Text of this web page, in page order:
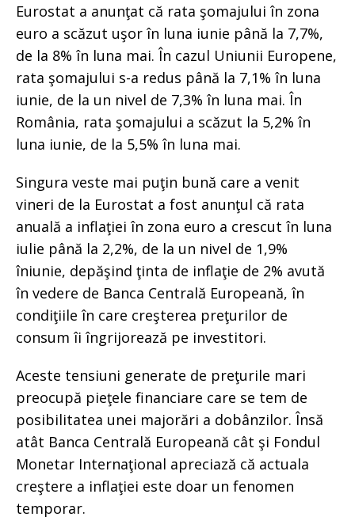
Eurostat a anunţat că rata şomajului în zona
euro a scăzut uşor în luna iunie până la 7,7%,
de la 8% în luna mai. În cazul Uniunii Europene,
rata şomajului s-a redus până la 7,1% în luna
iunie, de la un nivel de 7,3% în luna mai. În
România, rata şomajului a scăzut la 5,2% în
luna iunie, de la 5,5% în luna mai.
Singura veste mai puţin bună care a venit
vineri de la Eurostat a fost anunţul că rata
anuală a inflaţiei în zona euro a crescut în luna
iulie până la 2,2%, de la un nivel de 1,9%
îniunie, depăşind ţinta de inflaţie de 2% avută
în vedere de Banca Centrală Europeană, în
condiţiile în care creşterea preţurilor de
consum îi îngrijorează pe investitori.
Aceste tensiuni generate de preţurile mari
preocupă pieţele financiare care se tem de
posibilitatea unei majorări a dobânzilor. Însă
atât Banca Centrală Europeană cât şi Fondul
Monetar Internaţional apreciază că actuala
creştere a inflaţiei este doar un fenomen
temporar.